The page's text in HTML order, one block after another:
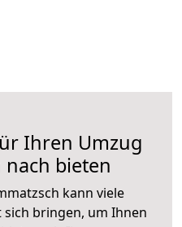
Ihren Umzug
nach bieten
kann viele
bringen, um Ihnen